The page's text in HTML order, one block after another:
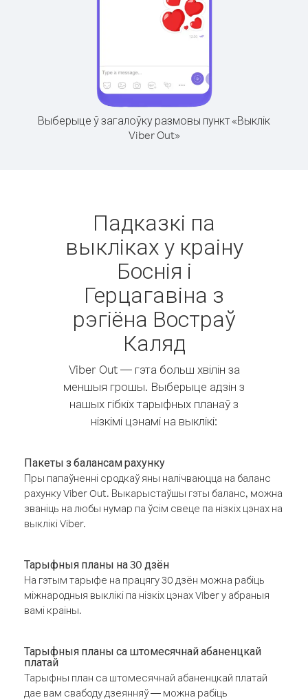
Выберыце ў загалоўку размовы пункт «Выклік
Viber Out»
Падказкі па
выкліках у краіну
Боснія і
Герцагавіна з
рэгіёна Востраў
Каляд
Viber Out — гэта больш хвілін за
меншыя грошы. Выберыце адзін з
нашых гібкіх тарыфных планаў з
нізкімі цэнамі на выклікі:
Пакеты з балансам рахунку
Пры папаўненні сродкаў яны налічваюцца на баланс
рахунку Viber Out. Выкарыстаўшы гэты баланс, можна
званіць на любы нумар па ўсім свеце па нізкіх цэнах на
выклікі Viber.
Тарыфныя планы на 30 дзён
На гэтым тарыфе на працягу 30 дзён можна рабіць
міжнародныя выклікі па нізкіх цэнах Viber у абраныя
вамі краіны.
Тарыфныя планы са штомесячнай абаненцкай
платай
Тарыфны план са штомесячнай абаненцкай платай
дае вам свабоду дзеянняў — можна рабіць